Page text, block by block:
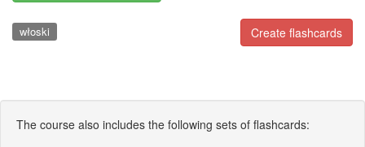
Create flashcards
włoski
The course also includes the following sets of flashcards: